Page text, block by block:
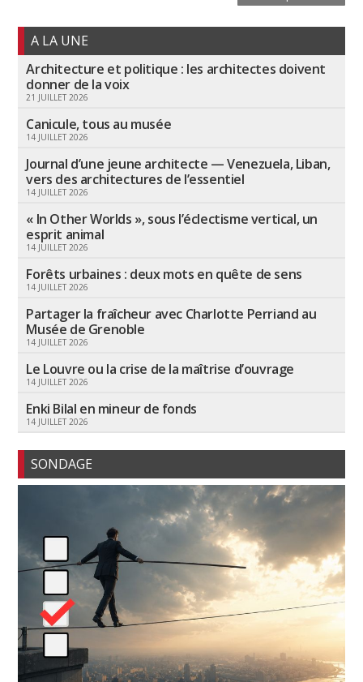
A LA UNE
Architecture et politique : les architectes doivent
donner de la voix
21 JUILLET 2026
Canicule, tous au musée
14 JUILLET 2026
Journal d’une jeune architecte — Venezuela, Liban,
vers des architectures de l’essentiel
14 JUILLET 2026
« In Other Worlds », sous l’éclectisme vertical, un
esprit animal
14 JUILLET 2026
Forêts urbaines : deux mots en quête de sens
14 JUILLET 2026
Partager la fraîcheur avec Charlotte Perriand au
Musée de Grenoble
14 JUILLET 2026
Le Louvre ou la crise de la maîtrise d’ouvrage
14 JUILLET 2026
Enki Bilal en mineur de fonds
14 JUILLET 2026
SONDAGE